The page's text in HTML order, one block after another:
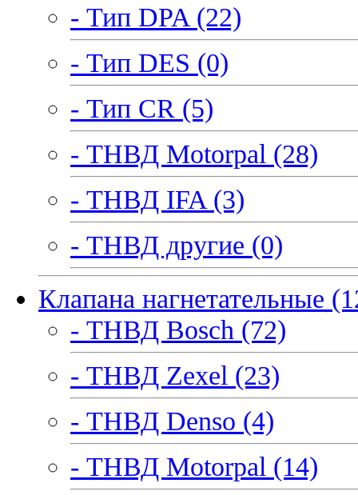
- Тип DPA (22)
- Тип DES (0)
- Тип CR (5)
- ТНВД Motorpal (28)
- ТНВД IFA (3)
- ТНВД другие (0)
Клапана нагнетательные
- ТНВД Bosch (72)
- ТНВД Zexel (23)
- ТНВД Denso (4)
- ТНВД Motorpal (14)